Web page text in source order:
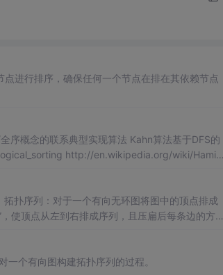
进行排序，确保任何一个节点在排在其依赖节点
系典型实现算法 Kahn算法基于DFS的
拓扑序列：对于一个有向无环图将图中的顶点排成
使顶点从左到右排成序列，且压扁后每条边的方向